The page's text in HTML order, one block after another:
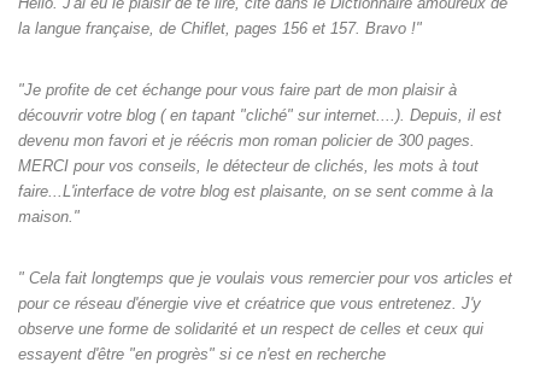
la langue française, de Chiflet, pages 156 et 157. Bravo !"
"Je profite de cet échange pour vous faire part de mon plaisir à
découvrir votre blog ( en tapant "cliché" sur internet....). Depuis, il est
devenu mon favori et je réécris mon roman policier de 300 pages.
MERCI pour vos conseils, le détecteur de clichés, les mots à tout
faire...L'interface de votre blog est plaisante, on se sent comme à la
maison."
" Cela fait longtemps que je voulais vous remercier pour vos articles et
pour ce réseau d'énergie vive et créatrice que vous entretenez. J'y
observe une forme de solidarité et un respect de celles et ceux qui
essayent d'être "en progrès" si ce n'est en recherche